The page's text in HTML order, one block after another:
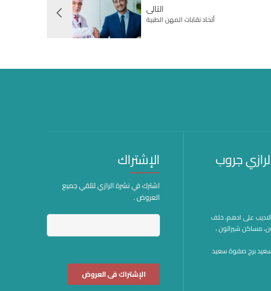
التالى
أتحاد نقابات المهن الطبية
جروب
الاديب على ادهم، خلف
مساكن شيراتون ،
:71 ش سعيد برج صفوة سعيد
الإشتراك
اشترك في نشرة الرازي لتلقي جميع
العروض .